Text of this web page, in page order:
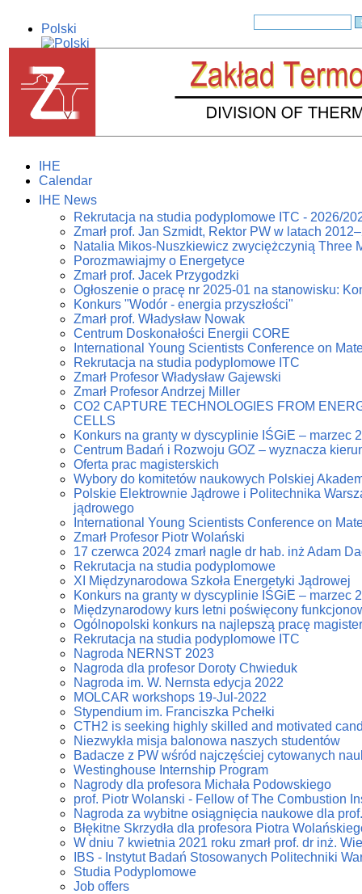
Polski
IHE
Calendar
IHE News
Rekrutacja na studia podyplomowe ITC - 2026/
Zmarł prof. Jan Szmidt, Rektor PW w latach
Natalia Mikos-Nuszkiewicz zwyciężczynią Three
Porozmawiajmy o Energetyce
Zmarł prof. Jacek Przygodzki
Ogłoszenie o pracę nr 2025-01 na stanowisku:
Konkurs "Wodór - energia przyszłości"
Zmarł prof. Władysław Nowak
Centrum Doskonałości Energii CORE
International Young Scientists Conference on
Rekrutacja na studia podyplomowe ITC
Zmarł Profesor Władysław Gajewski
Zmarł Profesor Andrzej Miller
CO2 CAPTURE TECHNOLOGIES FROM
CELLS
Konkurs na granty w dyscyplinie IŚGiE – marzec
Centrum Badań i Rozwoju GOZ – wyznacza
Oferta prac magisterskich
Wybory do komitetów naukowych Polskiej
Polskie Elektrownie Jądrowe i Politechnika
jądrowego
International Young Scientists Conference on
Zmarł Profesor Piotr Wolański
17 czerwca 2024 zmarł nagle dr hab. inż Adam
Rekrutacja na studia podyplomowe
XI Międzynarodowa Szkoła Energetyki Jądrowej
Konkurs na granty w dyscyplinie IŚGiE – marzec
Międzynarodowy kurs letni poświęcony
Ogólnopolski konkurs na najlepszą pracę
Rekrutacja na studia podyplomowe ITC
Nagroda NERNST 2023
Nagroda dla profesor Doroty Chwieduk
Nagroda im. W. Nernsta edycja 2022
MOLCAR workshops 19-Jul-2022
Stypendium im. Franciszka Pchełki
CTH2 is seeking highly skilled and motivated
Niezwykła misja balonowa naszych studentów
Badacze z PW wśród najczęściej cytowanych
Westinghouse Internship Program
Nagrody dla profesora Michała Podowskiego
prof. Piotr Wolanski - Fellow of The Combustion
Nagroda za wybitne osiągnięcia naukowe dla
Błękitne Skrzydła dla profesora Piotra
W dniu 7 kwietnia 2021 roku zmarł prof. dr inż.
IBS - Instytut Badań Stosowanych Politechniki
Studia Podyplomowe
Job offers